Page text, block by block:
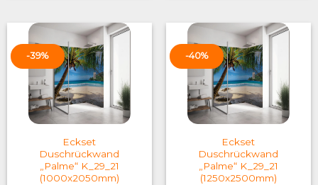
-39%
Eckset
Duschrückwand
„Palme“ K_29_21
(1000x2050mm)
-40%
Eckset
Duschrückwand
„Palme“ K_29_21
(1250x2500mm)